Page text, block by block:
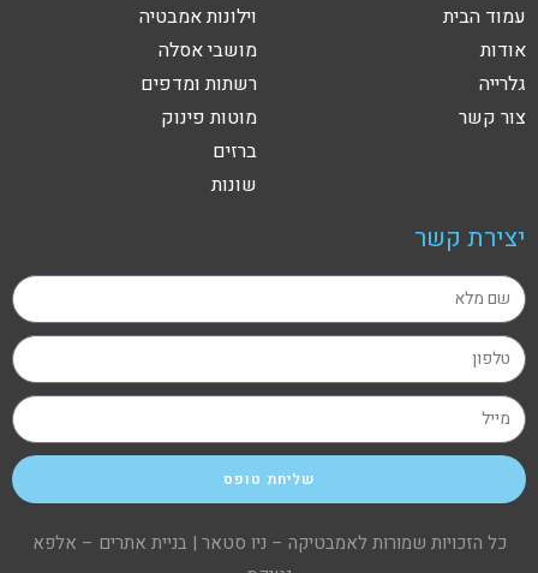
עמוד הבית
אודות
גלרייה
צור קשר
וילונות אמבטיה
מושבי אסלה
רשתות ומדפים
מוטות פינוק
ברזים
שונות
יצירת קשר
שליחת טופס
כל הזכויות שמורות לאמבטיקה – ניו סטאר | בניית אתרים – אלפא